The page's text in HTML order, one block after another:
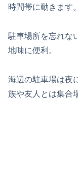
時間帯に動きます。
駐車場所を忘れな
地味に便利。
海辺の駐車場は夜
族や友人とは集合